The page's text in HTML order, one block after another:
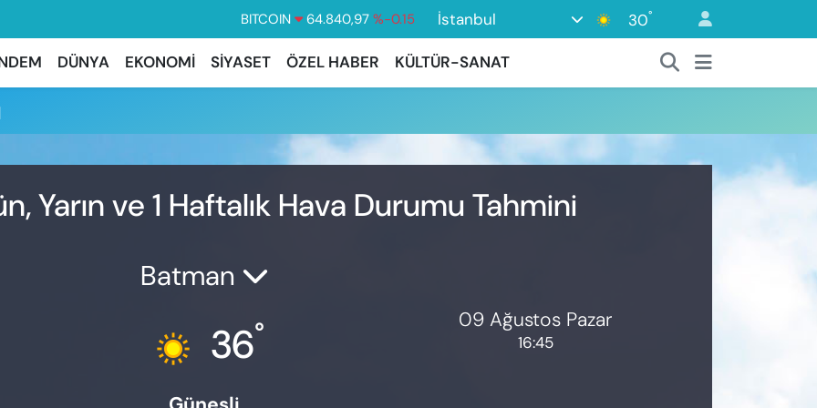
BITCOIN 64.840,97 %-0.15
DOLAR
47,7436
%0.18
EURO
55,2510 %0.32
6660.55
İstanbul 30°
DÜNYA EKONOMİ SİYASET ÖZEL HABER KÜLTÜR-SANAT
Yarın ve 1 Haftalık Hava Durumu Tahmini
Batman
36° 09 Ağustos Pazar
16:45